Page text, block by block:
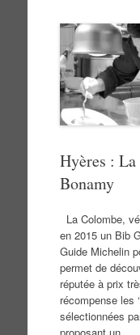
Hyères : La
Bonamy
La Colombe,
en 2015 un Bib
Guide Michelin
permet de
réputée à prix
récompense les
sélectionnées
proposant un…